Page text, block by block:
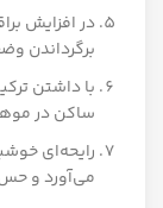
در افزایش
برگرداندن
با داشتن
ساکن در
رایحه‌ای
می‌آورد و